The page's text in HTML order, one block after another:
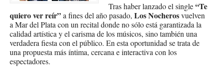
Tras haber lanzado el single“Te
quiero ver reír”a fines del año pasado, Los Nocherosvuelven
a Mar del Plata con un recital donde no sólo está garantizada la
calidad artística y el carisma de los músicos, sino también una
verdadera fiesta con el público. En esta oportunidad se trata de
una propuesta más íntima, cercana e interactiva con los
espectadores.